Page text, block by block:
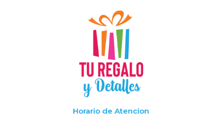
Horario de Atencion